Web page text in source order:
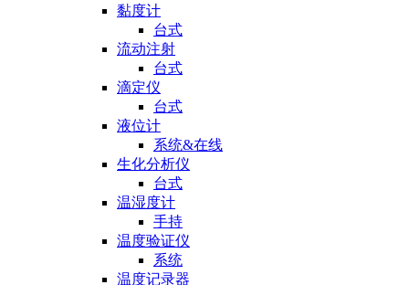
黏度计
台式
流动注射
台式
滴定仪
台式
液位计
系统&在线
生化分析仪
台式
温湿度计
手持
温度验证仪
系统
温度记录器